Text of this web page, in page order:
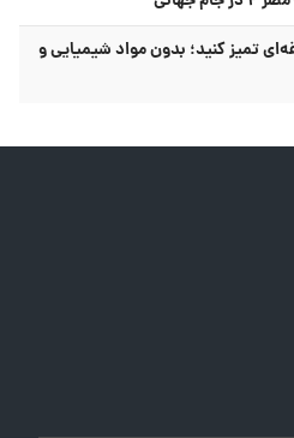
را با این ترفند ۵ دقیقه‌ای تمیز کنید؛ بدون مواد شیمیایی و